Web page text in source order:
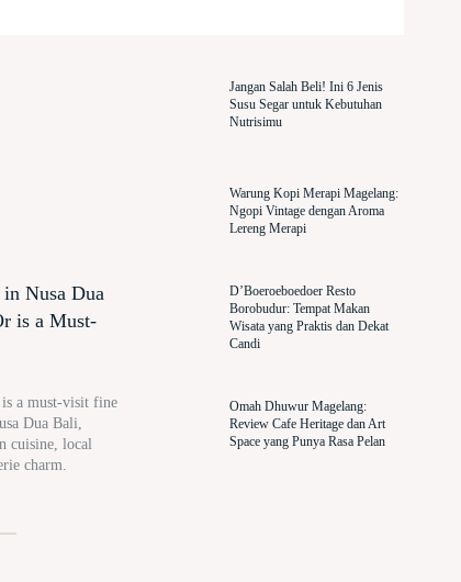
Nusa Dua
is a Must-
a must-visit fine
Dua Bali,
cuisine, local
charm.
Jangan Salah Beli! Ini 6 Jenis
Susu Segar untuk Kebutuhan
Nutrisimu
Warung Kopi Merapi Magelang:
Ngopi Vintage dengan Aroma
Lereng Merapi
D’Boeroeboedoer Resto
Borobudur: Tempat Makan
Wisata yang Praktis dan Dekat
Candi
Omah Dhuwur Magelang:
Review Cafe Heritage dan Art
Space yang Punya Rasa Pelan